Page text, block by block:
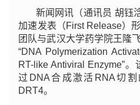
新闻网讯（通讯员 胡钰
加速发表（First Release）
团队与武汉大学药学院王隆
“DNA Polymerization
RT-like Antiviral Enzyme”
过DNA合成激活RNA切
DRT4。